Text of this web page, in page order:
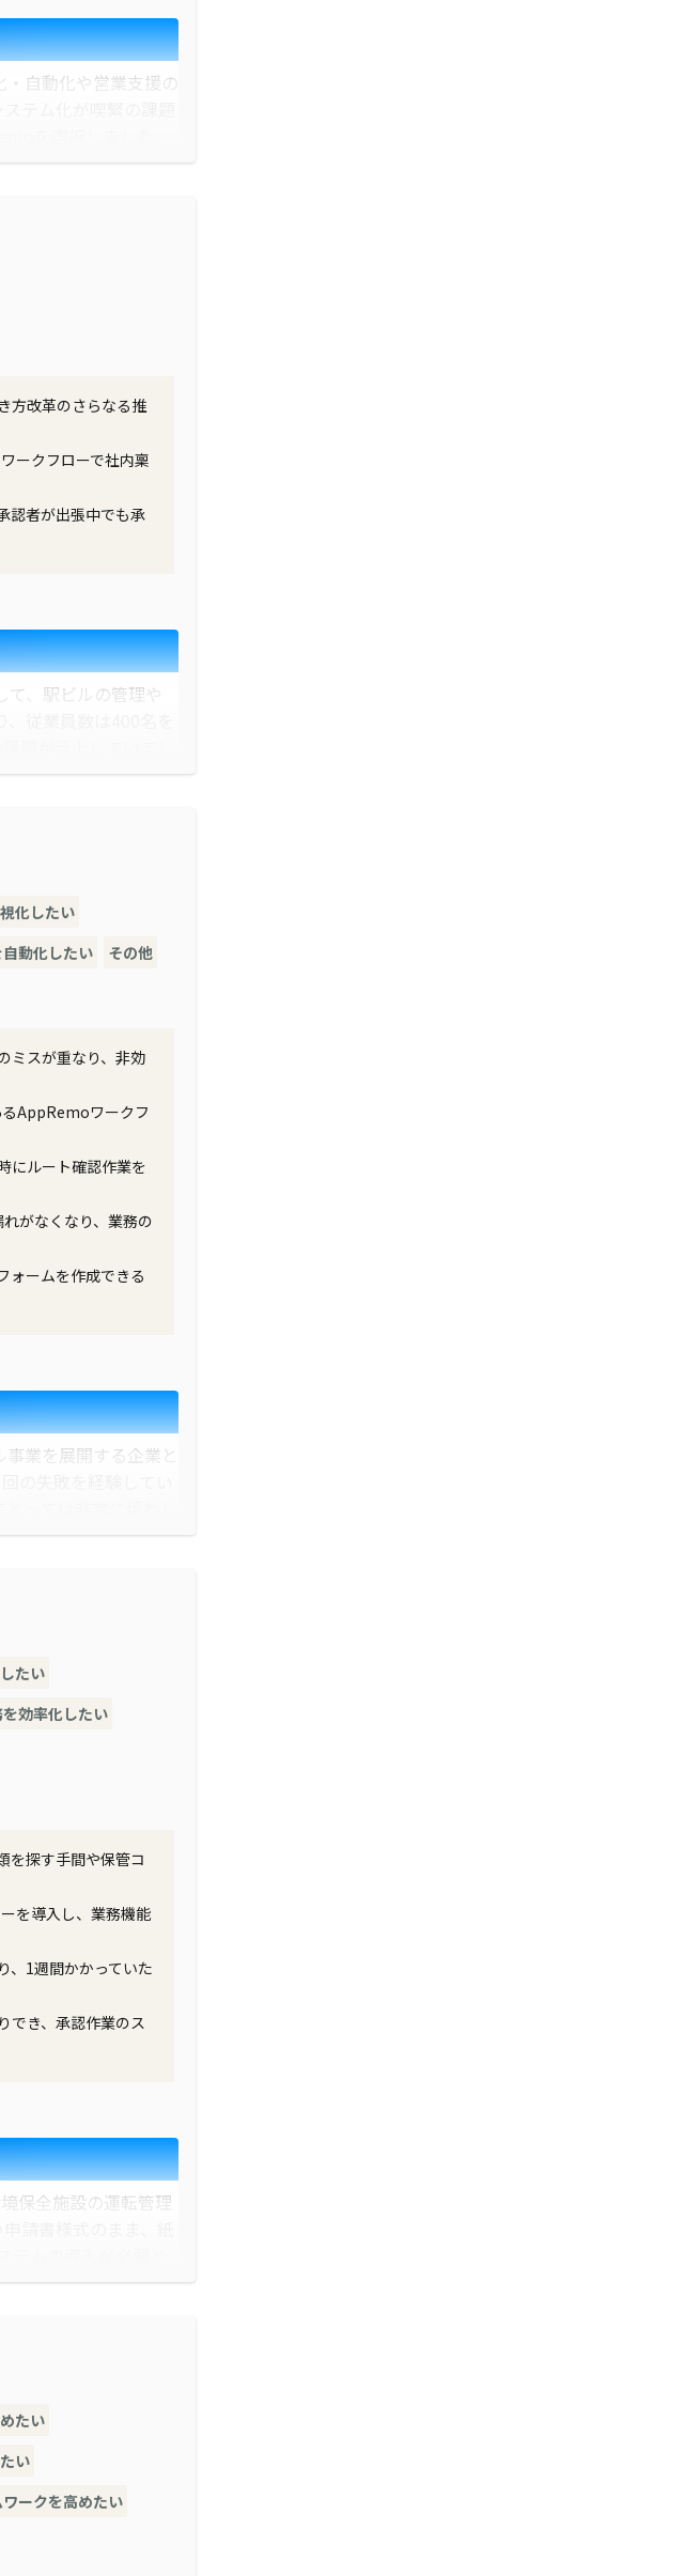
自動化や営業支援の
テム化が喫緊の課題
存在していました。
の承認者に印鑑をも
ックスや社内便を使
フローシステムが挙
ォームをダウンロ
た。この特長によ
ることができまし
り、営業活動が大幅
も、システム導入後
方改革のさらなる推
ークフローで社内稟
認者が出張中でも承
、駅ビルの管理や
従業員数は400名を
裁の時間短縮」の課
るスペースも限ら
への移動が必要とな
支給し、業務改善を
Team）」を立ち上
た。紙による運用時
、現在はメール通知
の移動や待機時間な
化したい
動化したい その他
ミスが重なり、非効
AppRemoワークフ
にルート確認作業を
がなくなり、業務の
ォームを作成できる
業を展開する企業と
の失敗を経験してい
働を２回失敗してい
を覚える必要があっ
務を行っていたた
した。
者に出会いまし
申請書を転用でき
クフローシステムの
ート確認作業が不要
滞留やヌケ・モレを
できるため、システ
索機能の充実もあ
たい
効率化したい
を探す手間や保管コ
を導入し、業務機能
、1週間かかっていた
でき、承認作業のス
保全施設の運転管理
請書様式のまま、紙
申請書の山が本社に
られていました。
を選定しました。
たい
い
ークを高めたい